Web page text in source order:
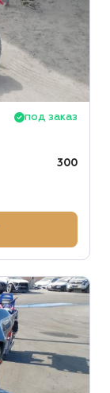
под заказ
300